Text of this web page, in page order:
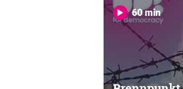
60 min